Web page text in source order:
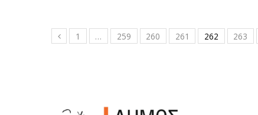
1 … 259 260 261 262 263